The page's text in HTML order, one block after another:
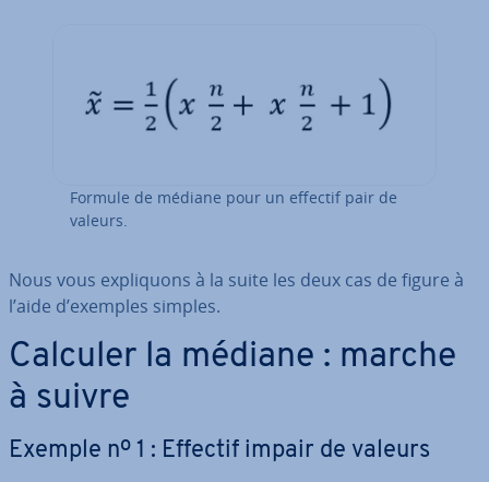
Formule de médiane pour un effectif pair de
valeurs.
Nous vous ex­pli­quons à la suite les deux cas de figure à
l’aide d’exemples simples.
Calculer la médiane : marche
à suivre
Exemple nº 1 : Effectif impair de valeurs